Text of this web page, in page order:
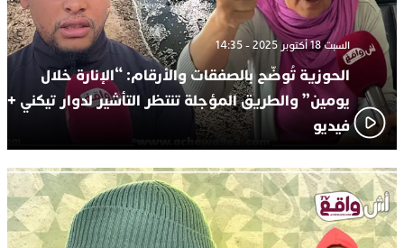
السبت 18 أكتوبر 2025 - 14:35
الحوزية تُوضّح بالصفقات والأرقام: “الإنارة خلال
يومين” والطريق المؤجلة تنتظر التأشير لدوار تيكني +
فيديو